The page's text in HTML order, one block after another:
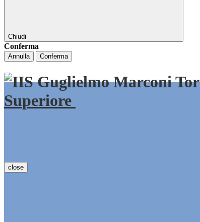
Chiudi
Conferma
Annulla Conferma
Superiore
close